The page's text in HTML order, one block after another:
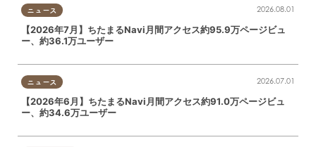
ニュース 2026.08.01
【2026年7月】ちたまるNavi月間アクセス約95.9万ページビュ
ー、約36.1万ユーザー
ニュース 2026.07.01
【2026年6月】ちたまるNavi月間アクセス約91.0万ページビュ
ー、約34.6万ユーザー